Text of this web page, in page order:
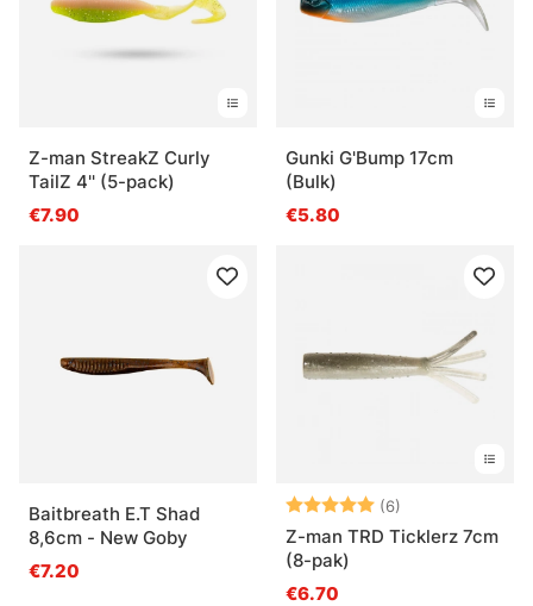
Z-man StreakZ Curly
TailZ 4'' (5-pack)
€7.90
Gunki G'Bump 17cm
(Bulk)
€5.80
Baitbreath E.T Shad
8,6cm - New Goby
€7.20
Beoordeling:
(6)
Z-man TRD Ticklerz 7cm
(8-pak)
€6.70